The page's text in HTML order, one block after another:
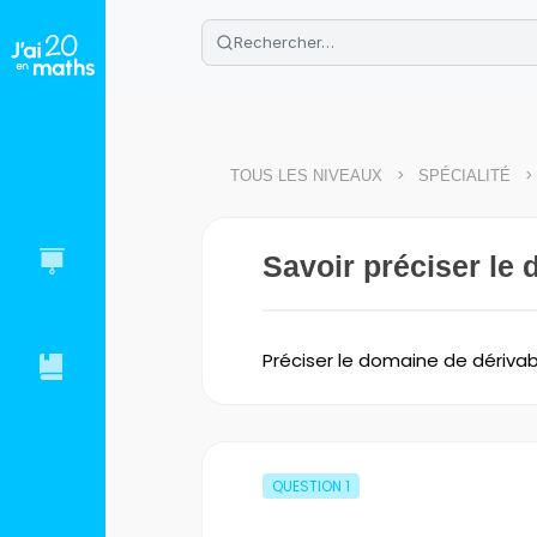
🌴Cahier de vacances offert:
Télécharge ton PDF gratuit et
TOUS LES NIVEAUX > SPÉCIALITÉ >
Savoir préciser le
Préciser le domaine de
QUESTION 1